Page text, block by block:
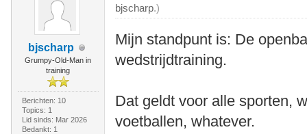
bjscharp
Grumpy-Old-Man in
training
Berichten: 10
Topics: 1
Lid sinds: Mar 2026
Bedankt: 1
bjscharp.)
Mijn standpunt is: De
wedstrijdtraining.
Dat geldt voor alle sporten,
voetballen, whatever.